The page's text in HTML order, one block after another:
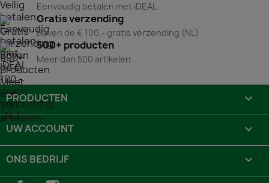
Eenvoudig betalen met iDEAL
Gratis verzending
Boven de € 100,- gratis verzending (NL)
500+ producten
Meer dan 500 artikelen
PRODUCTEN 
UW ACCOUNT 
ONS BEDRIJF 